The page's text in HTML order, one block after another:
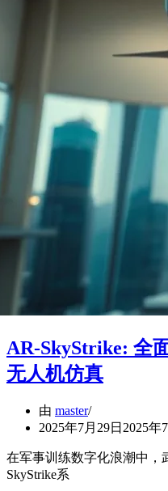
AR-SkyStrike: 全
无人机仿真
由 master
2025年7月29日 2025年
在军事训练数字化浪潮中，
SkyStrike系